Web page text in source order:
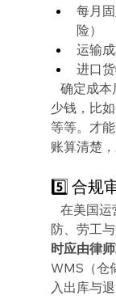
每月
险）
运输
进口
少钱，比
等等。才
账算清楚
5️⃣ 合规
防、劳工
时应由律
WMS（仓
入出库与